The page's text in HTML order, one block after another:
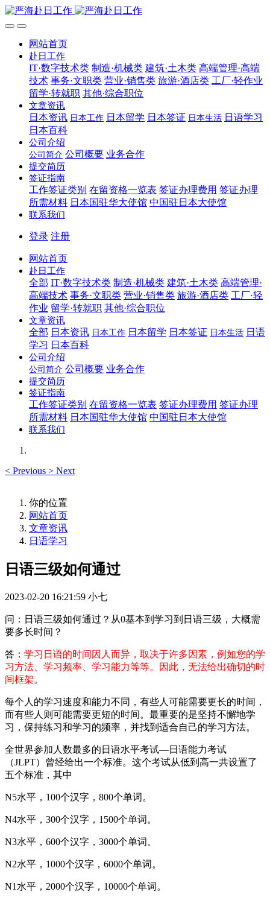
网站首页
赴日工作
IT·数字技术类 制造·机械类 建筑·土木类 高端管理·高端
技术 事务·文职类 营业·销售类 旅游·酒店类 工厂·轻作业
留学·转就职 其他·综合职位
文章资讯
日本资讯 日本工作 日本留学 日本签证 日本生活 日语学习
日本百科
公司介绍
公司简介 公司概要 业务合作
提交简历
签证指南
工作签证类别 在留资格一览表 签证办理费用 签证办理
所需材料 日本国驻华大使馆 中国驻日本大使馆
联系我们
登录 注册
网站首页
赴日工作
全部 IT·数字技术类 制造·机械类 建筑·土木类 高端管理·
高端技术 事务·文职类 营业·销售类 旅游·酒店类 工厂·轻
作业 留学·转就职 其他·综合职位
文章资讯
全部 日本资讯 日本工作 日本留学 日本签证 日本生活 日语
学习 日本百科
公司介绍
公司简介 公司概要 业务合作
提交简历
签证指南
工作签证类别 在留资格一览表 签证办理费用 签证办理
所需材料 日本国驻华大使馆 中国驻日本大使馆
联系我们
< Previous > Next
你的位置
网站首页
文章资讯
日语学习
日语三级如何通过
2023-02-20 16:21:59 小七
问：日语三级如何通过？从0基本到学习到日语三级，大概需
要多长时间？
答： 学习日语的时间因人而异，取决于许多因素，例如您的学
习方法、学习频率、学习能力等等。因此，无法给出确切的时
间框架。
每个人的学习速度和能力不同，有些人可能需要更长的时间，
而有些人则可能需要更短的时间。最重要的是坚持不懈地学
习，保持练习和学习的频率，并找到适合自己的学习方法。
全世界参加人数最多的日语水平考试—日语能力考试
（JLPT）曾经给出一个标准。这个考试从低到高一共设置了
五个标准，其中
N5水平，100个汉字，800个单词。
N4水平，300个汉字，1500个单词。
N3水平，600个汉字，3000个单词。
N2水平，1000个汉字，6000个单词。
N1水平，2000个汉字，10000个单词。